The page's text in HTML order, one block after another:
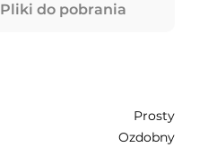
Pliki do pobrania
Prosty
Ozdobny